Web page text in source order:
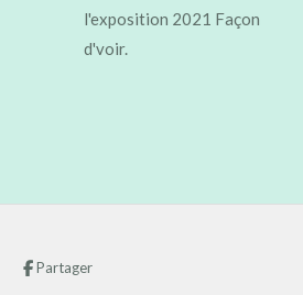
l'exposition 2021 Façon
d'voir.
Partager